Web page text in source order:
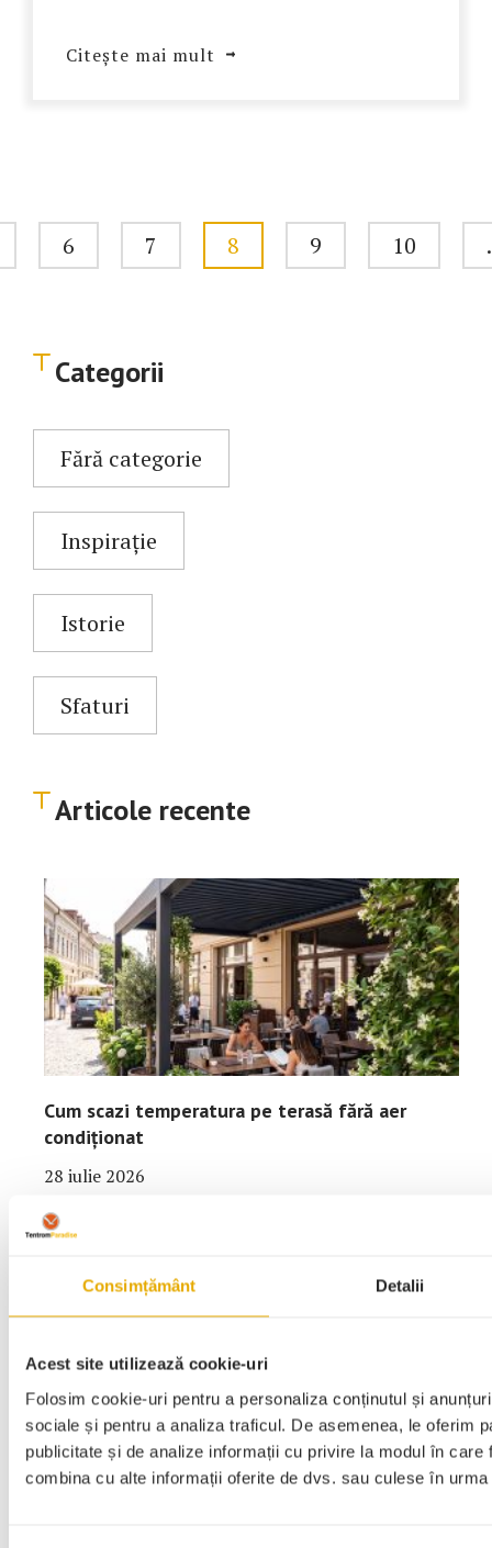
Consimțământ Detalii
Acest site utilizează cookie-uri
Folosim cookie-uri pentru a personaliza conținutul și
sociale și pentru a analiza traficul. De asemenea, le oferim
publicitate și de analize informații cu privire la modul în
combina cu alte informații oferite de dvs. sau culese în
Citește mai mult
6 7 8 9 10
Categorii
Fără categorie
Inspirație
Istorie
Sfaturi
Articole recente
Cum scazi temperatura pe terasă fără aer
condiționat
28 iulie 2026
Nu lăsa vremea să strice un eveniment special
în aer liber